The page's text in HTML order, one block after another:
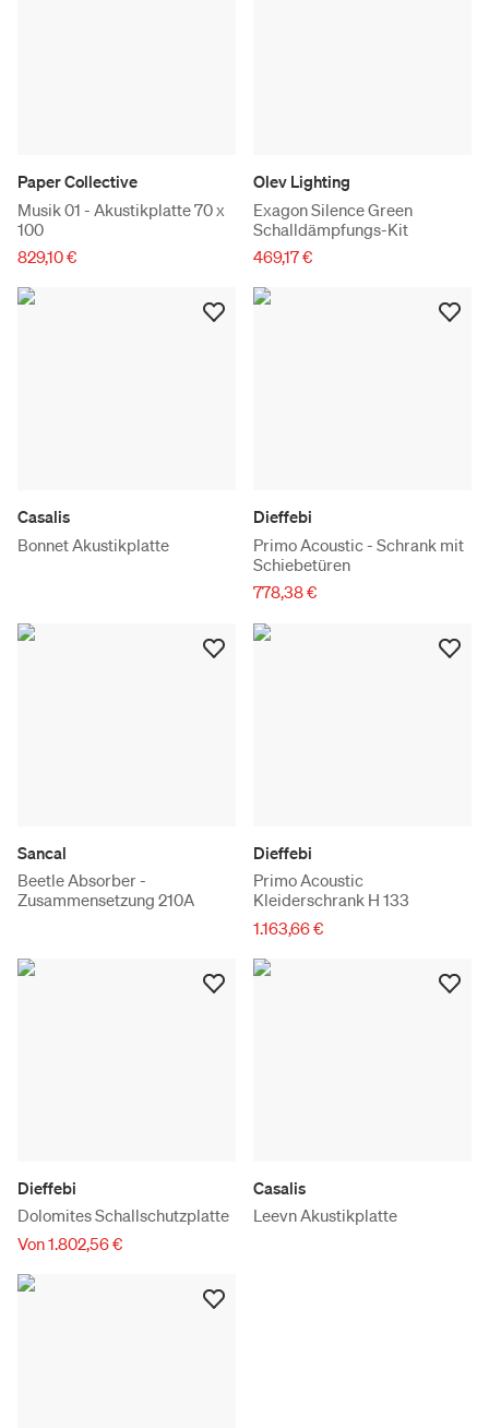
Paper Collective
Musik 01 - Akustikplatte 70 x
100
829,10 €
Olev Lighting
Exagon Silence Green
Schalldämpfungs-Kit
469,17 €
Casalis
Bonnet Akustikplatte
Dieffebi
Primo Acoustic - Schrank mit
Schiebetüren
778,38 €
Sancal
Beetle Absorber -
Zusammensetzung 210A
Dieffebi
Primo Acoustic
Kleiderschrank H 133
1.163,66 €
Dieffebi
Dolomites Schallschutzplatte
Von 1.802,56 €
Casalis
Leevn Akustikplatte